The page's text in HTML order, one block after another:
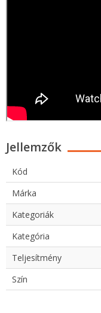
Jellemzők
Kód
Márka
Kategoriák
Kategória
Teljesítmény
Szín